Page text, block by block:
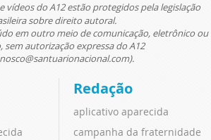
vídeos do A12 estão protegidos pela legislação
sobre direito autoral.
em outro meio de comunicação, eletrônico ou
sem autorização expressa do A12
Redação
aplicativo aparecida
campanha da fraternidade